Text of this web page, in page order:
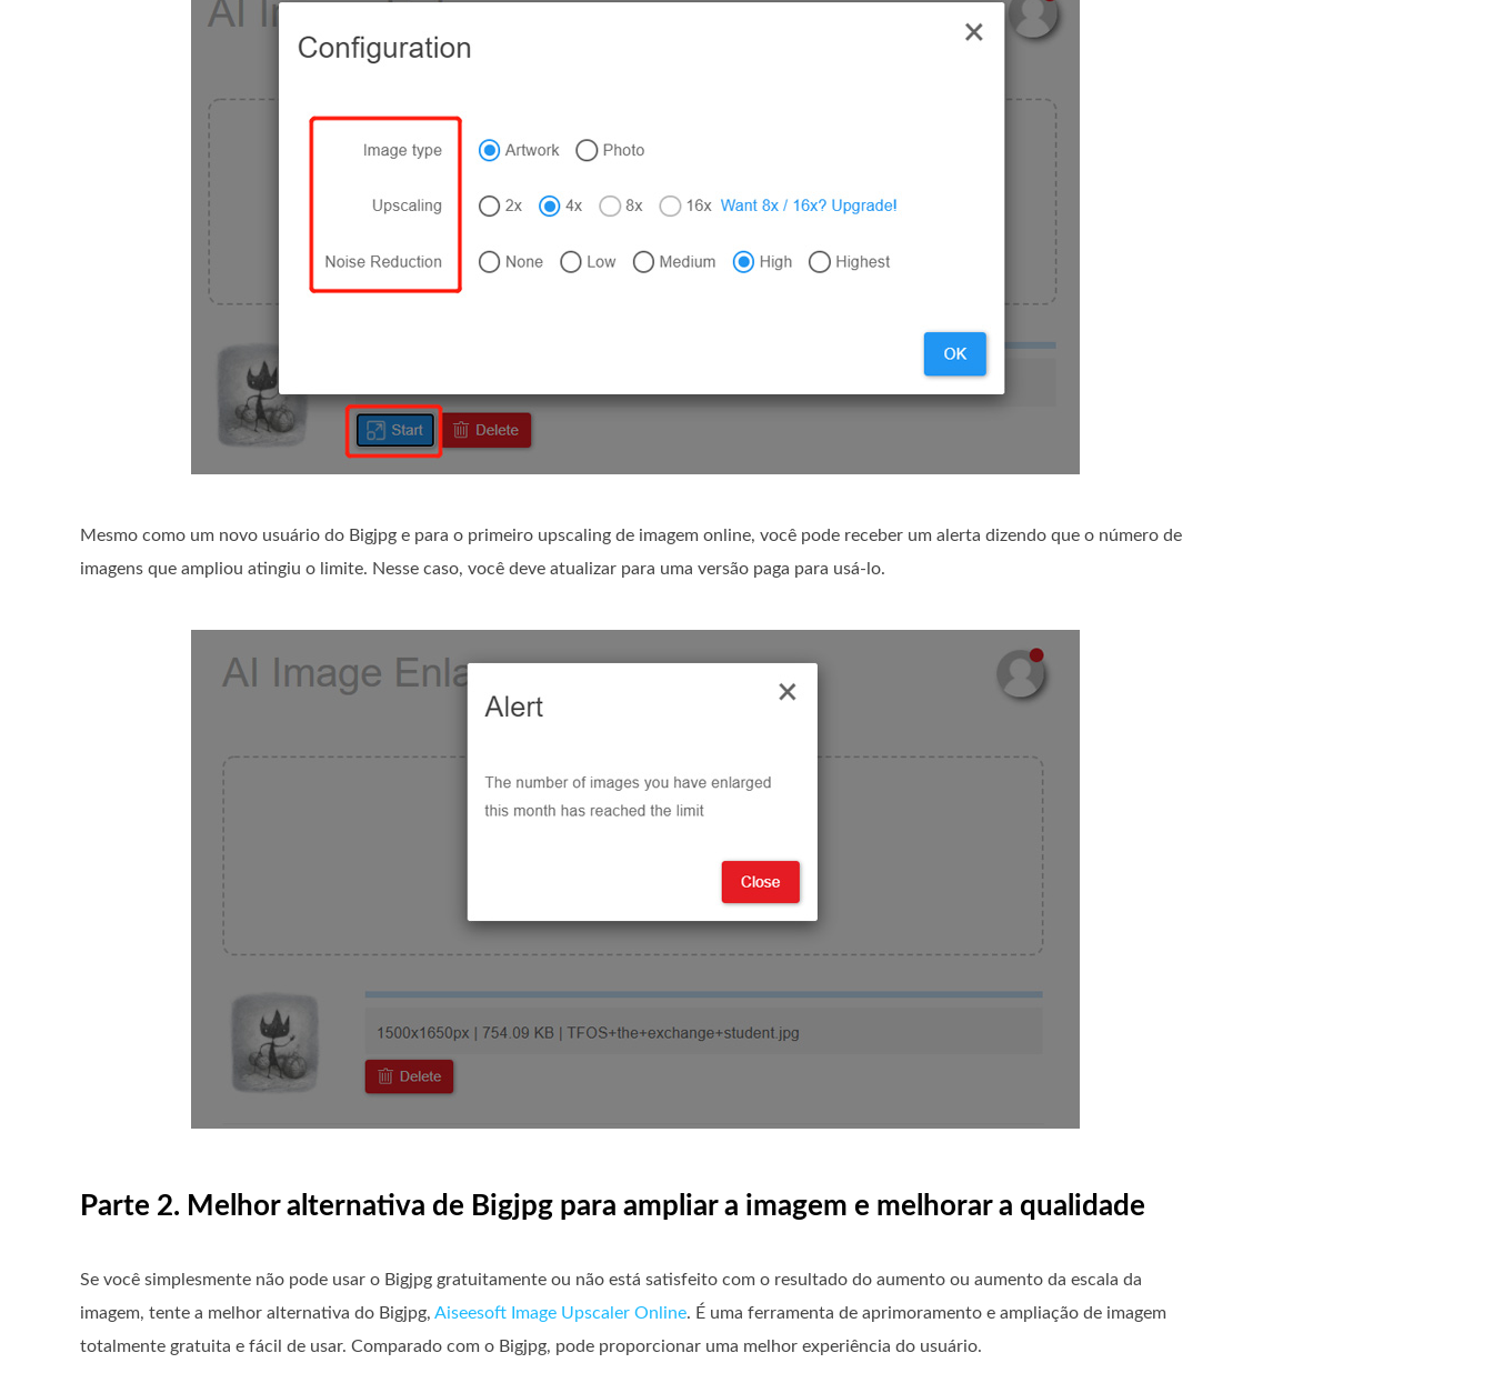
Mesmo como um novo usuário do Bigjpg e para o primeiro upscaling de imagem online, você pode receber um alerta dizendo que o número de
imagens que ampliou atingiu o limite. Nesse caso, você deve atualizar para uma versão paga para usá-lo.
Parte 2. Melhor alternativa de Bigjpg para ampliar a imagem e melhorar a qualidade
Se você simplesmente não pode usar o Bigjpg gratuitamente ou não está satisfeito com o resultado do aumento ou aumento da escala da
imagem, tente a melhor alternativa do Bigjpg, Aiseesoft Image Upscaler Online. É uma ferramenta de aprimoramento e ampliação de imagem
totalmente gratuita e fácil de usar. Comparado com o Bigjpg, pode proporcionar uma melhor experiência do usuário.